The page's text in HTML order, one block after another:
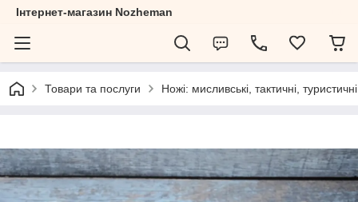
Інтернет-магазин Nozheman
Товари та послуги Ножі: мисливські, тактичні,